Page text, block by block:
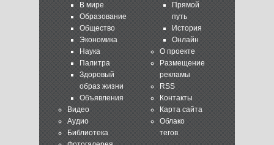
В мире
Образование
Общество
Экономика
Наука
Палитра
Здоровый
образ жизни
Объявления
Видео
Аудио
Библиотека
Прямой
путь
История
Онлайн
О проекте
Размещение
рекламы
RSS
Контакты
Карта сайта
Облако
тегов